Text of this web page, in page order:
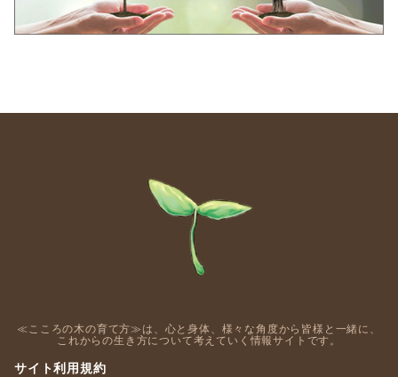
≪こころの木の育て方≫は、心と身体、様々な角度から皆様と一緒に、
これからの生き方について考えていく情報サイトです。
サイト利用規約